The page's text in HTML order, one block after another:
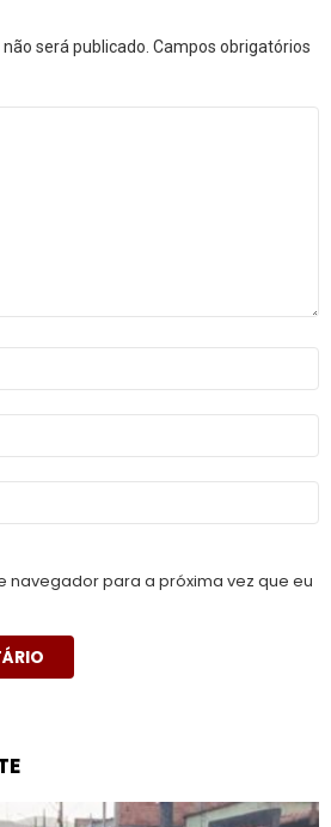
será publicado. Campos obrigatórios
navegador para a próxima vez que eu